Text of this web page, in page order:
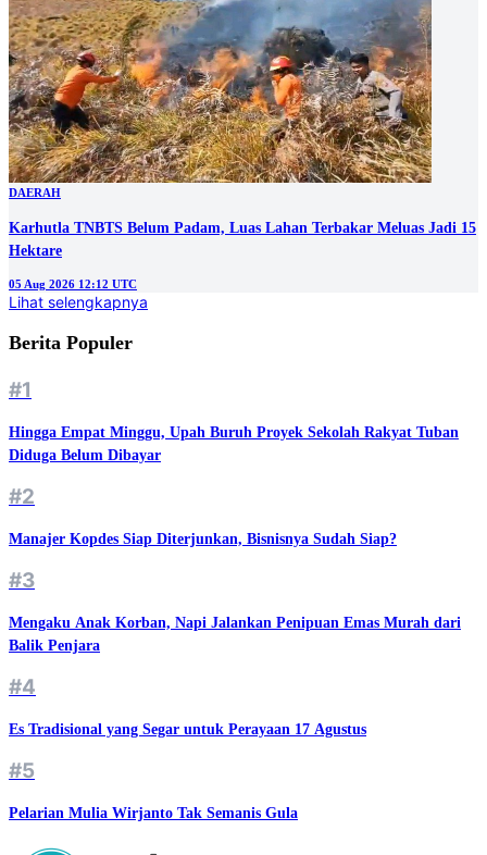
DAERAH
Karhutla TNBTS Belum Padam, Luas Lahan Terbakar Meluas Jadi 15
Hektare
05 Aug 2026 12:12 UTC
Lihat selengkapnya
Berita Populer
#1
Hingga Empat Minggu, Upah Buruh Proyek Sekolah Rakyat Tuban
Diduga Belum Dibayar
#2
Manajer Kopdes Siap Diterjunkan, Bisnisnya Sudah Siap?
#3
Mengaku Anak Korban, Napi Jalankan Penipuan Emas Murah dari
Balik Penjara
#4
Es Tradisional yang Segar untuk Perayaan 17 Agustus
#5
Pelarian Mulia Wirjanto Tak Semanis Gula